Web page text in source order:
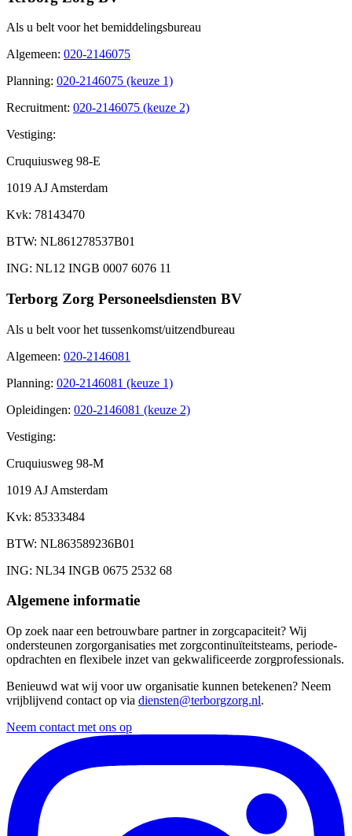
Als u belt voor het bemiddelingsbureau
Algemeen: 020-2146075
Planning: 020-2146075 (keuze 1)
Recruitment: 020-2146075 (keuze 2)
Vestiging:
Cruquiusweg 98-E
1019 AJ Amsterdam
Kvk: 78143470
BTW: NL861278537B01
ING: NL12 INGB 0007 6076 11
Terborg Zorg Personeelsdiensten BV
Als u belt voor het tussenkomst/uitzendbureau
Algemeen: 020-2146081
Planning: 020-2146081 (keuze 1)
Opleidingen: 020-2146081 (keuze 2)
Vestiging:
Cruquiusweg 98-M
1019 AJ Amsterdam
Kvk: 85333484
BTW: NL863589236B01
ING: NL34 INGB 0675 2532 68
Algemene informatie
Op zoek naar een betrouwbare partner in zorgcapaciteit? Wij
ondersteunen zorgorganisaties met zorgcontinuïteitsteams, periode-
opdrachten en flexibele inzet van gekwalificeerde zorgprofessionals.
Benieuwd wat wij voor uw organisatie kunnen betekenen? Neem
vrijblijvend contact op via diensten@terborgzorg.nl.
Neem contact met ons op